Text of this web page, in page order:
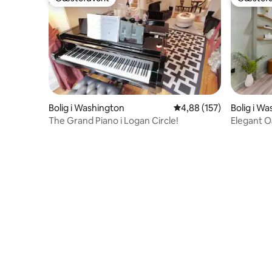
Gæstefavorit
Bolig i Washington 4,88 ud af 5 i
4,88 (157)
The Grand Piano i Logan Circle!
Bolig i
Elegant